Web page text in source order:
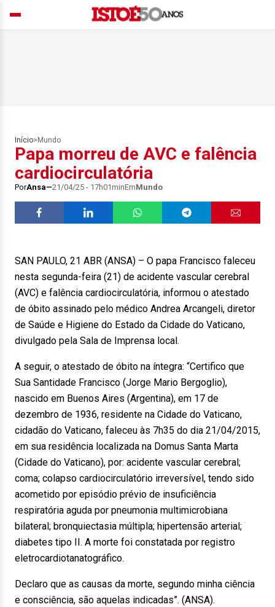
Início> Mundo
Papa morreu de AVC e falência
cardiocirculatória
PorAnsa 21/04/25 - 17h01minEmMundo
SAN PAULO, 21 ABR (ANSA) – O papa Francisco faleceu
nesta segunda-feira (21) de acidente vascular cerebral
(AVC) e falência cardiocirculatória, informou o atestado
de óbito assinado pelo médico Andrea Arcangeli, diretor
de Saúde e Higiene do Estado da Cidade do Vaticano,
divulgado pela Sala de Imprensa local.
A seguir, o atestado de óbito na íntegra: “Certifico que
Sua Santidade Francisco (Jorge Mario Bergoglio),
nascido em Buenos Aires (Argentina), em 17 de
dezembro de 1936, residente na Cidade do Vaticano,
cidadão do Vaticano, faleceu às 7h35 do dia 21/04/2015,
em sua residência localizada na Domus Santa Marta
(Cidade do Vaticano), por: acidente vascular cerebral;
coma; colapso cardiocirculatório irreversível, tendo sido
acometido por episódio prévio de insuficiência
respiratória aguda por pneumonia multimicrobiana
bilateral; bronquiectasia múltipla; hipertensão arterial;
diabetes tipo II. A morte foi constatada por registro
eletrocardiotanatográfico.
Declaro que as causas da morte, segundo minha ciência
e consciência, são aquelas indicadas”. (ANSA).